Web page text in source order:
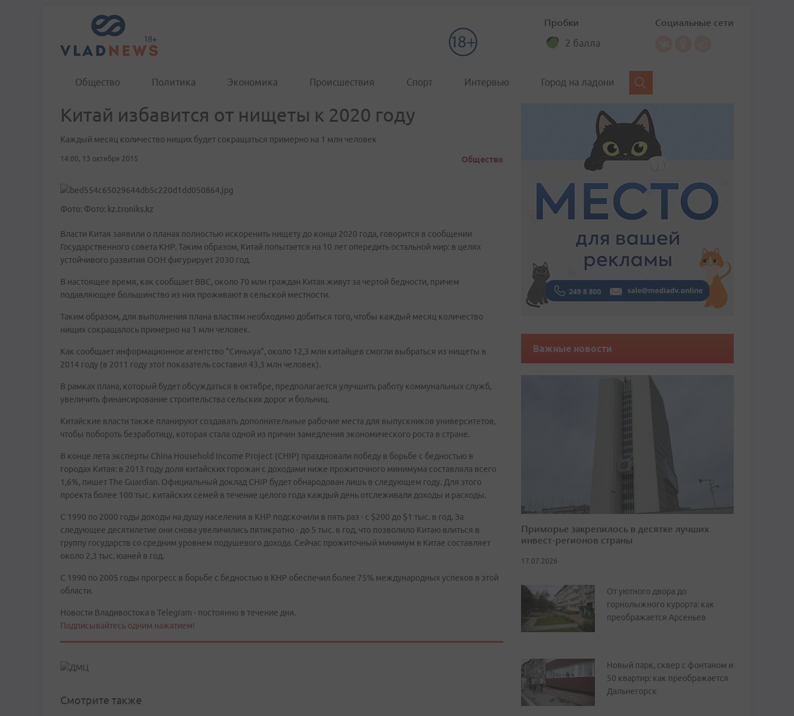
Пробки
2 балла
Социальные сети
Общество Политика Экономика Происшествия Спорт Интервью Город на ладони
Китай избавится от нищеты к 2020 году
Каждый месяц количество нищих будет сокращаться примерно на 1 млн человек
14:00, 13 октября 2015 Общество
Фото: Фото: kz.troniks.kz
Власти Китая заявили о планах полностью искоренить нищету до конца 2020 года, говорится в сообщении
Государственного совета КНР. Таким образом, Китай попытается на 10 лет опередить остальной мир: в целях
устойчивого развития ООН фигурирует 2030 год.
В настоящее время, как сообщает BBC, около 70 млн граждан Китая живут за чертой бедности, причем
подавляющее большинство из них проживают в сельской местности.
Таким образом, для выполнения плана властям необходимо добиться того, чтобы каждый месяц количество
нищих сокращалось примерно на 1 млн человек.
Как сообщает информационное агентство "Синьхуа", около 12,3 млн китайцев смогли выбраться из нищеты в
2014 году (в 2011 году этот показатель составил 43,3 млн человек).
В рамках плана, который будет обсуждаться в октябре, предполагается улучшить работу коммунальных служб,
увеличить финансирование строительства сельских дорог и больниц.
Китайские власти также планируют создавать дополнительные рабочие места для выпускников университетов,
чтобы побороть безработицу, которая стала одной из причин замедления экономического роста в стране.
В конце лета эксперты China Household Income Project (CHIP) праздновали победу в борьбе с бедностью в
городах Китая: в 2013 году доля китайских горожан с доходами ниже прожиточного минимума составляла всего
1,6%, пишет The Guardian. Официальный доклад CHIP будет обнародован лишь в следующем году. Для этого
проекта более 100 тыс. китайских семей в течение целого года каждый день отслеживали доходы и расходы.
С 1990 по 2000 годы доходы на душу населения в КНР подскочили в пять раз - с $200 до $1 тыс. в год. За
следующее десятилетие они снова увеличились пятикратно - до 5 тыс. в год, что позволило Китаю влиться в
группу государств со средним уровнем подушевого дохода. Сейчас прожиточный минимум в Китае составляет
около 2,3 тыс. юаней в год.
С 1990 по 2005 годы прогресс в борьбе с бедностью в КНР обеспечил более 75% международных успехов в этой
области.
Новости Владивостока в Telegram - постоянно в течение дня.
Подписывайтесь одним нажатием!
Смотрите также
Важные новости
Приморье закрепилось в десятке лучших
инвест-регионов страны
17.07.2026
От уютного двора до
горнолыжного курорта: как
преображается Арсеньев
Новый парк, сквер с фонтаном и
50 квартир: как преображается
Дальнегорск